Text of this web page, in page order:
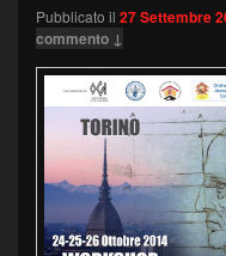
Pubblicato il 27 Settembre
commento ↓